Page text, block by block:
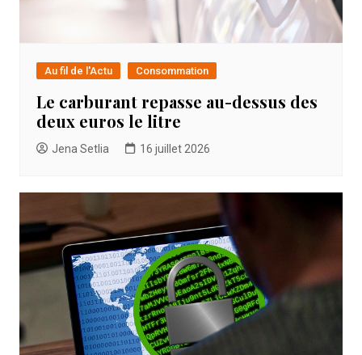
Au fil de l'Actu Consommation
Le carburant repasse au-dessus des
deux euros le litre
Jena Setlia 16 juillet 2026